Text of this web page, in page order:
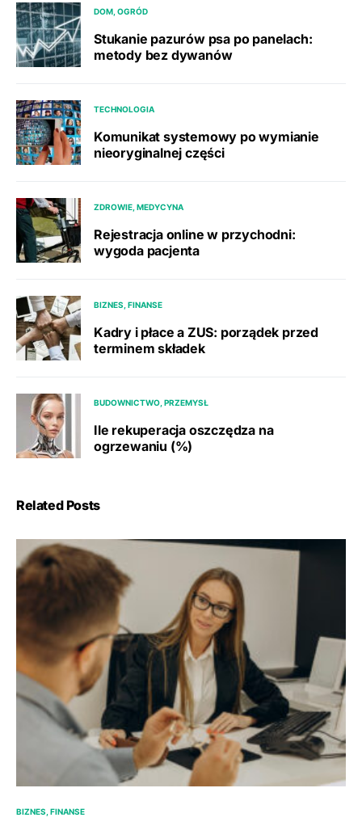
DOM, OGRÓD
Stukanie pazurów psa po panelach:
metody bez dywanów
TECHNOLOGIA
Komunikat systemowy po wymianie
nieoryginalnej części
ZDROWIE, MEDYCYNA
Rejestracja online w przychodni:
wygoda pacjenta
BIZNES, FINANSE
Kadry i płace a ZUS: porządek przed
terminem składek
BUDOWNICTWO, PRZEMYSŁ
Ile rekuperacja oszczędza na
ogrzewaniu (%)
Related Posts
BIZNES, FINANSE